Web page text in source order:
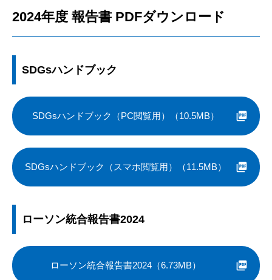
2024年度 報告書 PDFダウンロード
SDGsハンドブック
SDGsハンドブック（PC閲覧用）（10.5MB）
SDGsハンドブック（スマホ閲覧用）（11.5MB）
ローソン統合報告書2024
ローソン統合報告書2024（6.73MB）